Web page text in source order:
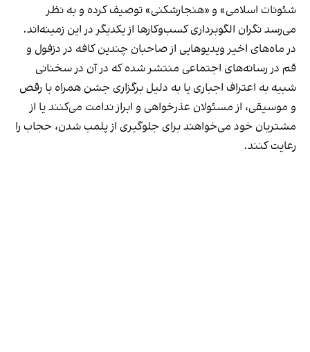
شئونات اسلامی» و «هنجارشکنی» توصیف کرده و به نظر
می‌رسد نگران الگوبرداری کسب‌وکارها از یکدیگر در این زمینه‌اند.
در ماه‌های اخیر ویدیوهایی از صاحبان چندین کافه در دزفول و
قم در رسانه‌های اجتماعی منتشر شده که در آن در سخنانی
شبیه به اعتراف اجباری یا به دلیل برگزاری جشن همراه با رقص
و موسیقی، از مسئولان عذرخواهی و ابراز ندامت می‌کنند یا از
مشتریان خود می‌خواهند برای جلوگیری از پلمب شدن، حجاب را
رعایت کنند.